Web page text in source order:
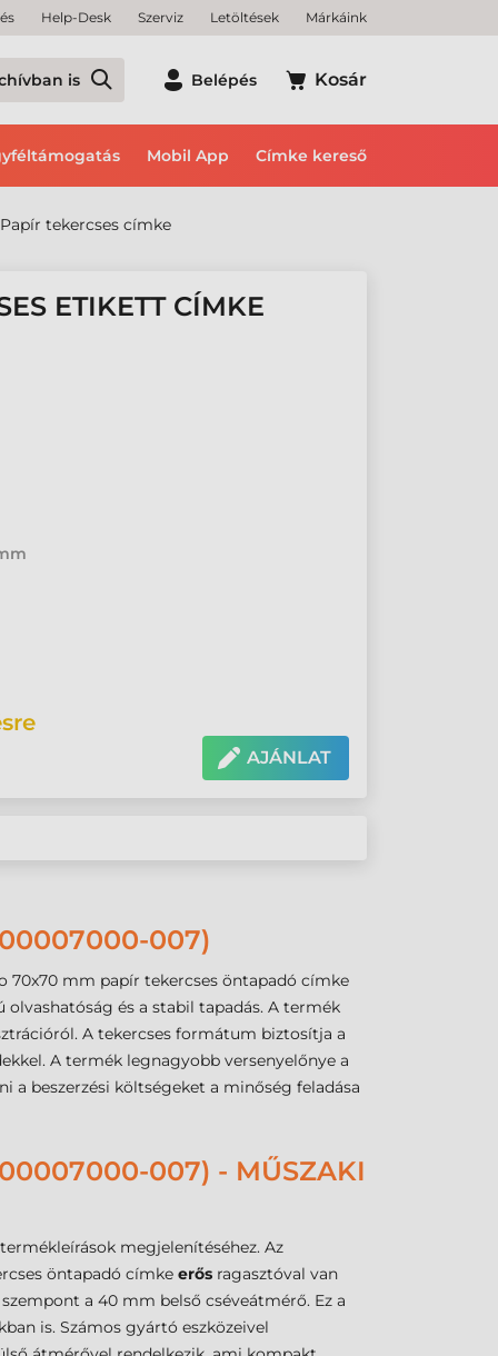
Help-Desk Szerviz Letöltések Márkáink
is Belépés Kosár
Mobil App Címke kereső
Papír tekercses címke
ETIKETT CÍMKE
AJÁNLAT
007)
70x70 mm papír tekercses öntapadó címke
és a stabil tapadás. A termék
A tekercses formátum biztosítja a
A termék legnagyobb versenyelőnye a
a beszerzési költségeket a minőség feladása
007) - MŰSZAKI
megjelenítéséhez. Az
öntapadó címke erős ragasztóval van
a 40 mm belső cséveátmérő. Ez a
is. Számos gyártó eszközeivel